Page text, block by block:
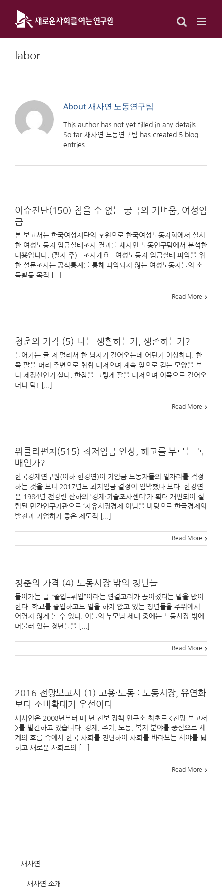
content
labor
About새사연 노동연구팀
This author has not yet filled in any details.
So far 새사연 노동연구팀 has created 5 blog
entries.
이슈진단(150) 참을 수 없는 궁극의 가벼움, 여성임
금
본 보고서는 한국여성재단의 후원으로 한국여성노동자회에서 실시
한 여성노동자 임금실태조사 결과를 새사연 노동연구팀에서 분석한
내용입니다. (필자 주) 조사개요 - 여성노동자 임금실태 파악을 위
한 설문조사는 공식통계를 통해 파악되지 않는 여성노동자들의 소
득활동 목적 [...]
Read More
청춘의 가격 (5) 나는 생활하는가, 생존하는가?
들어가는 글 저 멀리서 한 남자가 걸어오는데 어딘가 이상하다. 한
쪽 팔을 머리 주변으로 휘휘 내저으며 계속 앞으로 걷는 모양을 보
니 제정신인가 싶다. 한참을 그렇게 팔을 내저으며 이쪽으로 걸어오
더니 탁! [...]
Read More
위클리펀치(515) 최저임금 인상, 해고를 부르는 독
배인가?
한국경제연구원(이하 한경연)이 저임금 노동자들의 일자리를 걱정
하는 것을 보니 2017년도 최저임금 결정이 임박했나 보다. 한경연
은 1984년 전경련 산하의 ‘경제·기술조사센터’가 확대 개편되어 설
립된 민간연구기관으로 ‘자유시장경제 이념을 바탕으로 한국경제의
발전과 기업하기 좋은 제도적 [...]
Read More
청춘의 가격 (4) 노동시장 밖의 청년들
들어가는 글 “졸업=취업”이라는 연결고리가 끊어졌다는 말을 많이
한다. 학교를 졸업하고도 일을 하지 않고 있는 청년들을 주위에서
어렵지 않게 볼 수 있다. 이들의 부모님 세대 중에는 노동시장 밖에
머물러 있는 청년들을 [...]
Read More
2016 전망보고서 (1) 고용·노동 : 노동시장, 유연화
보다 소비확대가 우선이다
새사연은 2008년부터 매 년 진보 정책 연구소 최초로 <전망 보고서
>를 발간하고 있습니다. 경제, 주거, 노동, 복지 분야를 중심으로 세
계의 흐름 속에서 한국 사회를 진단하여 사회를 바라보는 시야를 넓
히고 새로운 사회로의 [...]
Read More
새사연
새사연 소개